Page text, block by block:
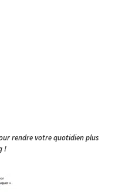
rendre votre quotidien plus
!